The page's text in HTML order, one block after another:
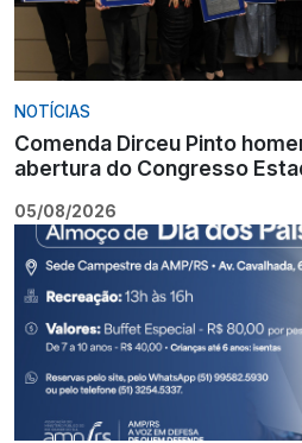
NOTÍCIAS
Comenda Dirceu Pinto
abertura do Congresso
05/08/2026